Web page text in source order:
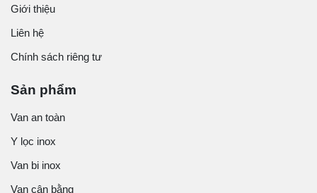
Giới thiệu
Liên hệ
Chính sách riêng tư
Sản phẩm
Van an toàn
Y lọc inox
Van bi inox
Van cân bằng